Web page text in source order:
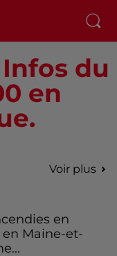
du
en
Voir plus
en
en Maine-et-